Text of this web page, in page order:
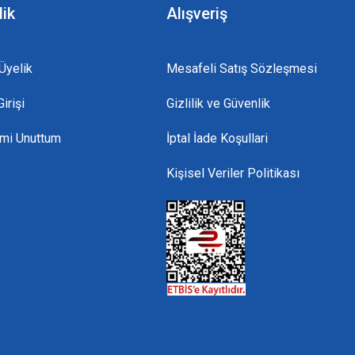
Unuttum
Alışveriş
Mesafeli Satış Sözleşmesi
Gizlilik ve Güvenlik
İptal İade Koşullari
Kişisel Veriler Politikası